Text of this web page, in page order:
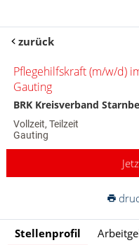
zurück
Pflegehilfskraft (m/w/d)
Gauting
BRK Kreisverband
Vollzeit, Teilzeit
Gauting
Stellenprofil